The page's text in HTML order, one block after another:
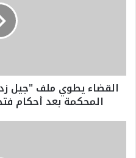
و
القضاء يطوي ملف "جيل
المحكمة بعد أحكام